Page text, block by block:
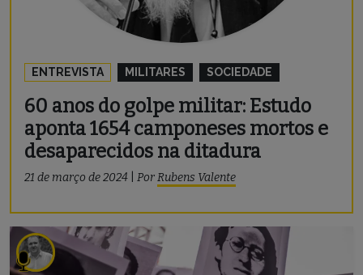
ENTREVISTA MILITARES SOCIEDADE
60 anos do golpe militar: Estudo
aponta 1654 camponeses mortos e
desaparecidos na ditadura
21 de março de 2024 PorRubens Valente